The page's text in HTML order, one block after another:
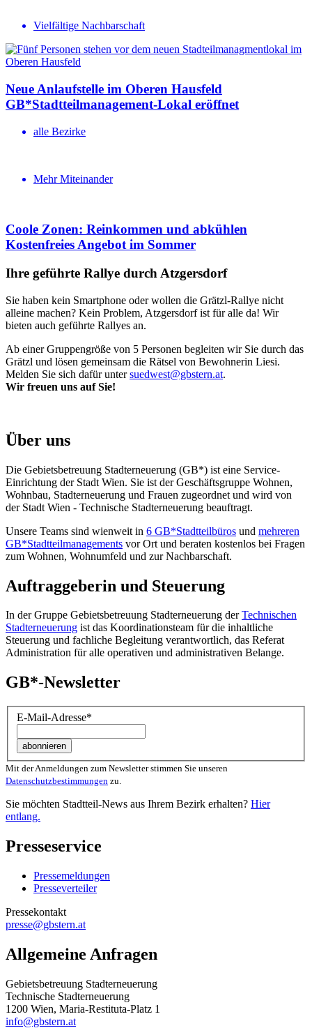
Vielfältige Nachbarschaft
Neue Anlauf­stelle im Oberen Hausfeld
GB*Stadt­teil­ma­na­gement-Lokal eröffnet
alle Bezirke
Mehr Miteinander
Coole Zonen: Reinkommen und abkühlen
Kosten­freies Angebot im Sommer
Ihre geführte Rallye durch Atzgersdorf
Sie haben kein Smartphone oder wollen die Grätzl-Rallye nicht
alleine machen? Kein Problem, Atzgersdorf ist für alle da! Wir
bieten auch geführte Rallyes an.
Ab einer Gruppengröße von 5 Personen begleiten wir Sie durch das
Grätzl und lösen gemeinsam die Rätsel von Bewohnerin Liesi.
Melden Sie sich dafür untersuedwest@gbstern.at.
Wir freuen uns auf Sie!
Über uns
Die Gebietsbetreuung Stadterneuerung (GB*) ist eine Service-
Einrichtung der Stadt Wien. Sie ist der Geschäfts­gruppe Wohnen,
Wohnbau, Stadt­erneuerung und Frauen zugeordnet und wird von
der Stadt Wien - Technische Stadterneuerung beauftragt.
Unsere Teams sind wienweit in 6 GB*Stadtteilbüros und mehreren
GB*Stadtteilmanagements vor Ort und beraten kostenlos bei Fragen
zum Wohnen, Wohnumfeld und zur Nachbarschaft.
Auftraggeberin und Steuerung
In der Gruppe Gebietsbetreuung Stadterneuerung derTechnischen
Stadterneuerung ist das Koordinationsteam für die inhaltliche
Steuerung und fachliche Begleitung verantwortlich, das Referat
Administration für alle operativen und administrativen Belange.
GB*-Newsletter
E-Mail-Adresse*
Mit der Anmeldungen zum Newsletter stimmen Sie unseren
Datenschutzbestimmungen zu.
Sie möchten Stadtteil-News aus Ihrem Bezirk erhalten? Hier
entlang.
Presseservice
Pressemeldungen
Presseverteiler
Pressekontakt
presse@gbstern.at
Allgemeine Anfragen
Gebietsbetreuung Stadterneuerung
Technische Stadterneuerung
1200 Wien, Maria-Restituta-Platz 1
info@gbstern.at